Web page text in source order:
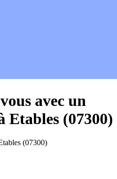
avec un
Etables (07300)
(07300)